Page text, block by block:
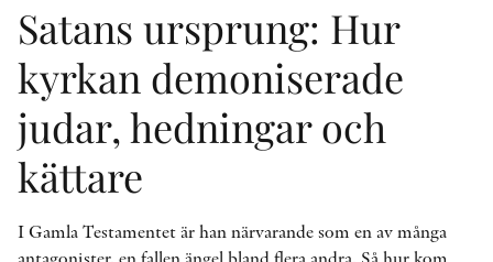
Satans ursprung: Hur
kyrkan demoniserade
judar, hedningar och
kättare
I Gamla Testamentet är han närvarande som en av många